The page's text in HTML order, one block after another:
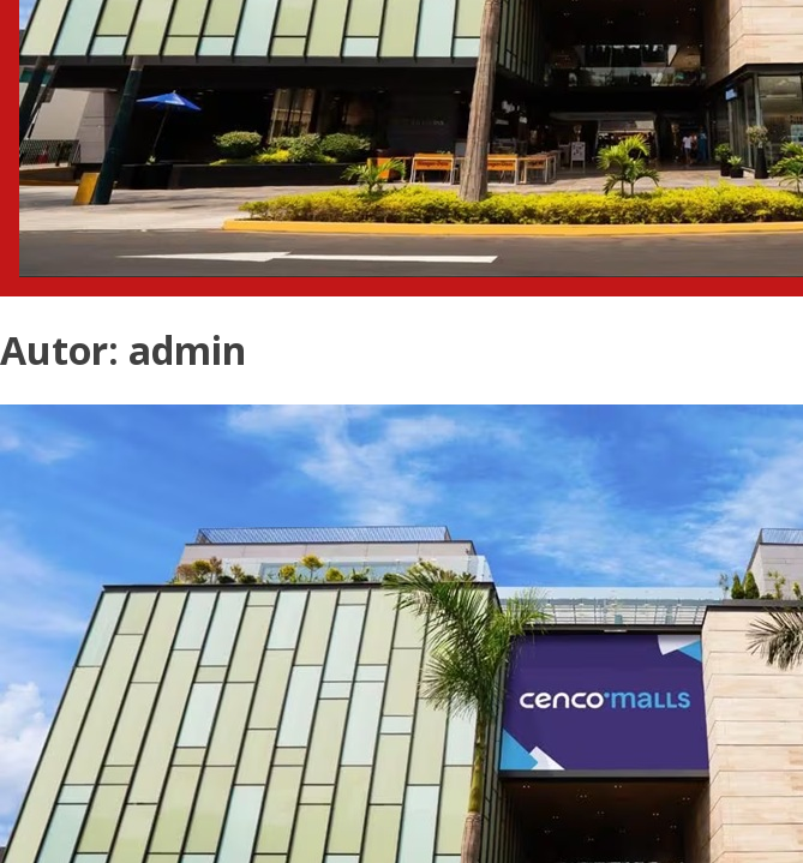
Autor: admin